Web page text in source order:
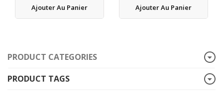
Ajouter Au Panier Ajouter Au Panier
PRODUCT CATEGORIES
PRODUCT TAGS